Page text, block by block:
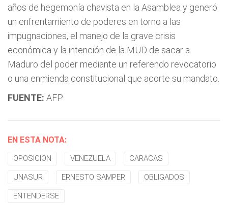
años de hegemonía chavista en la Asamblea y generó
un enfrentamiento de poderes en torno a las
impugnaciones, el manejo de la grave crisis
económica y la intención de la MUD de sacar a
Maduro del poder mediante un referendo revocatorio
o una enmienda constitucional que acorte su mandato.
FUENTE: AFP
EN ESTA NOTA:
OPOSICIÓN VENEZUELA CARACAS
UNASUR ERNESTO SAMPER OBLIGADOS
ENTENDERSE